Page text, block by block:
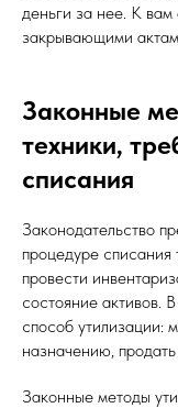
деньги за нее. К
закрывающими
Законные
техники,
списания
Законодательство
процедуре
провести
состояние активов.
способ утилизации:
назначению, продать
Законные методы